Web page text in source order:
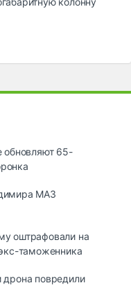
обновляют 65-
МАЗ
оштрафовали на
таможенника
дрона повредили